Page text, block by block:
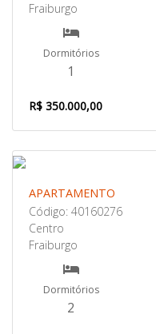
Fraiburgo
Dormitórios
1
R$ 350.000,00
APARTAMENTO
Código: 40160276
Centro
Fraiburgo
Dormitórios
2